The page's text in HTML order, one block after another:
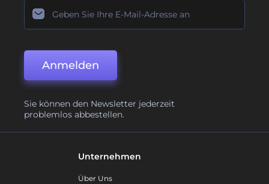
Anmelden
Sie können den Newsletter jederzeit
problemlos abbestellen.
Unternehmen
Über Uns